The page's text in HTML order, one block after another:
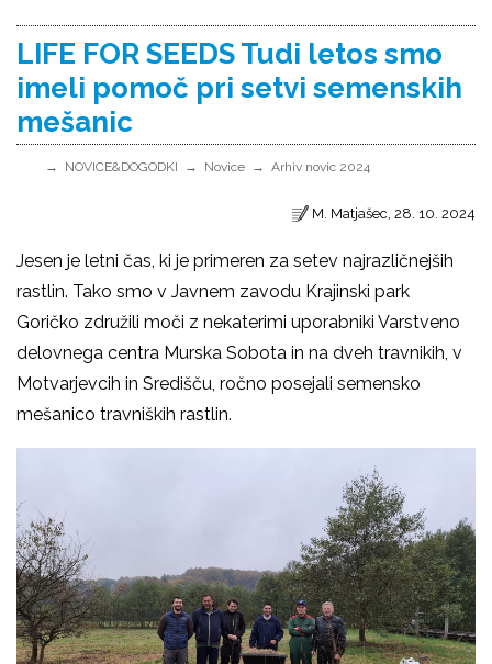
LIFE FOR SEEDS Tudi letos smo
imeli pomoč pri setvi semenskih
mešanic
NOVICE&DOGODKI Novice Arhiv novic 2024
M. Matjašec, 28. 10. 2024
Jesen je letni čas, ki je primeren za setev najrazličnejših
rastlin. Tako smo v Javnem zavodu Krajinski park
Goričko združili moči z nekaterimi uporabniki Varstveno
delovnega centra Murska Sobota in na dveh travnikih, v
Motvarjevcih in Središču, ročno posejali semensko
mešanico travniških rastlin.